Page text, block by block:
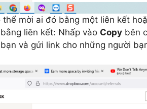
thể mời ai đó bằng một liên kết
liên kết: Nhấp vào Copy bên
và gửi link cho những người